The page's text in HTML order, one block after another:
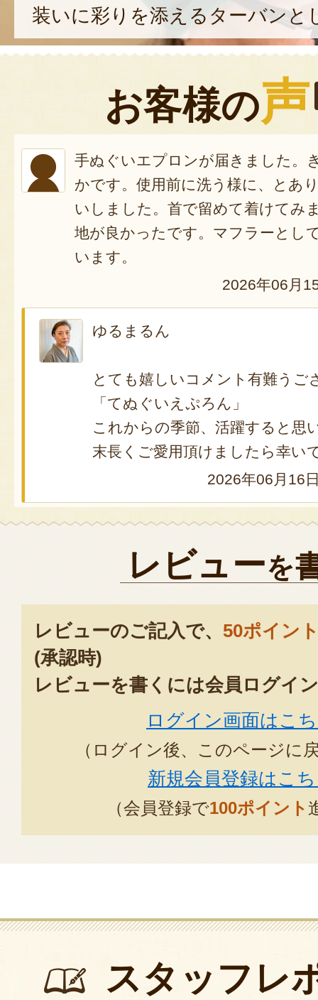
装いに彩りを添えるターバンと
お客様の声
手ぬぐいエプロンが届きました。
かです。使用前に洗う様に、とあ
いしました。首で留めて着けてみ
地が良かったです。マフラーとし
います。
2026年06月
ゆるまるん
とても嬉しいコメント有難うご
「てぬぐいえぷろん」
これからの季節、活躍すると思
末長くご愛用頂けましたら幸い
2026年06月16
レビューを
レビューのご記入で、 50ポイン
(承認時)
レビューを書くには会員ログイ
ログイン画面はこ
（ログイン後、このページに
新規会員登録はこ
（会員登録で100ポイント
スタッフレ